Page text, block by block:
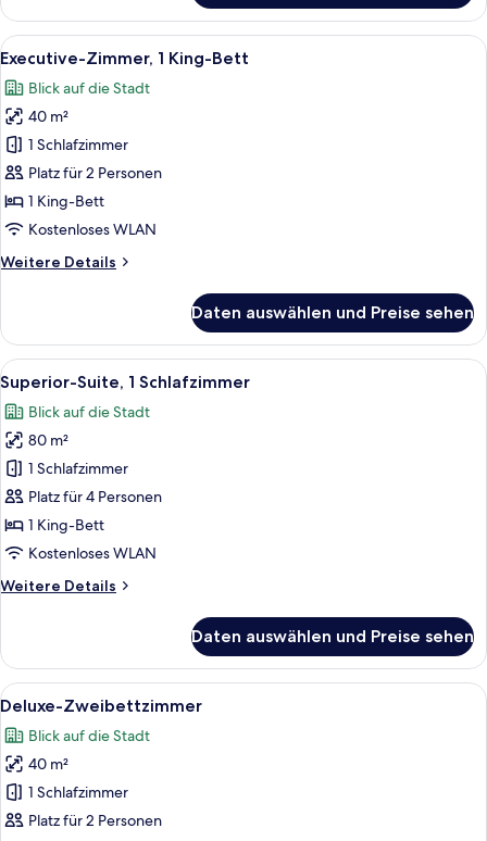
Zimmer,
1 King-
Bett
Alle
Fotos
für
Executive-
Zimmer,
1 King-
Bett
anzeigen
Ein modernes Hotelzimmer mit
13
Executive-Zimmer, 1 King-Bett
Blick auf die Stadt
40 m²
1 Schlafzimmer
Platz für 2 Personen
1 King-Bett
Kostenloses WLAN
Weitere Details
Weitere
Zimmer,
1 King-
Bett
Daten auswählen und Preise sehen
Alle
Fotos
für
Superior-
Suite,
1
Schlafzimmer
anzeigen
Ein modernes Hotelzimmer mit
8
Superior-Suite, 1 Schlafzimmer
Blick auf die Stadt
80 m²
1 Schlafzimmer
Platz für 4 Personen
1 King-Bett
Kostenloses WLAN
Weitere Details
Weitere
Suite,
Schlafzimmer
Daten auswählen und Preise sehen
Alle
Fotos
für
Deluxe-
Zweibettzimmer
anzeigen
Ein Hotelzimmer mit zwei Betten,
8
Deluxe-Zweibettzimmer
Blick auf die Stadt
40 m²
1 Schlafzimmer
Platz für 2 Personen